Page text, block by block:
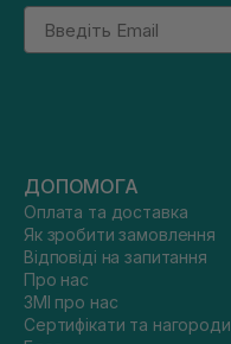
Email
ДОПОМОГА
Оплата та доставка
Як зробити замовлення
Відповіді на запитання
Про нас
ЗМІ про нас
Сертифікати та нагороди